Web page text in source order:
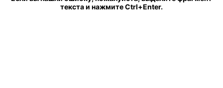
текста и нажмите Ctrl+Enter.